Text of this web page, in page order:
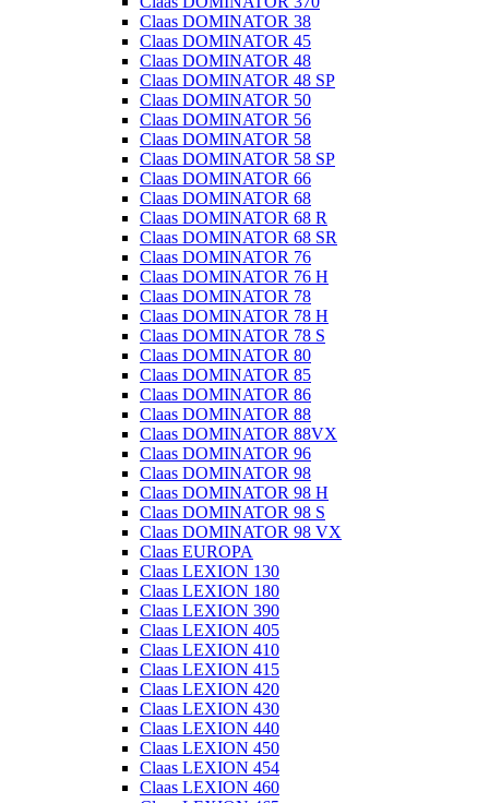
Claas DOMINATOR 38
Claas DOMINATOR 45
Claas DOMINATOR 48
Claas DOMINATOR 48 SP
Claas DOMINATOR 50
Claas DOMINATOR 56
Claas DOMINATOR 58
Claas DOMINATOR 58 SP
Claas DOMINATOR 66
Claas DOMINATOR 68
Claas DOMINATOR 68 R
Claas DOMINATOR 68 SR
Claas DOMINATOR 76
Claas DOMINATOR 76 H
Claas DOMINATOR 78
Claas DOMINATOR 78 H
Claas DOMINATOR 78 S
Claas DOMINATOR 80
Claas DOMINATOR 85
Claas DOMINATOR 86
Claas DOMINATOR 88
Claas DOMINATOR 88VX
Claas DOMINATOR 96
Claas DOMINATOR 98
Claas DOMINATOR 98 H
Claas DOMINATOR 98 S
Claas DOMINATOR 98 VX
Claas EUROPA
Claas LEXION 130
Claas LEXION 180
Claas LEXION 390
Claas LEXION 405
Claas LEXION 410
Claas LEXION 415
Claas LEXION 420
Claas LEXION 430
Claas LEXION 440
Claas LEXION 450
Claas LEXION 454
Claas LEXION 460